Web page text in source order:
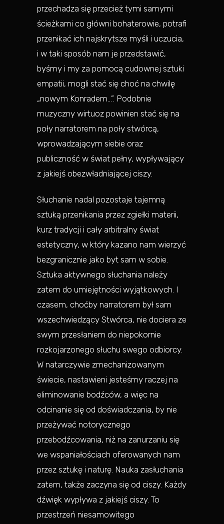
przechadza się przecież tymi samymi
ścieżkami co główni bohaterowie, potrafi
przenikać ich najskrytsze myśli i uczucia,
i w taki sposób nam je przedstawić,
byśmy i my za pomocą cudownej sztuki
empatii, mogli stać się choć na chwilę
„nowym Konradem…”. Podobnie
muzyczny wirtuoz powinien stać się na
poły narratorem na poły stwórcą,
wprowadzającym siebie oraz
publiczność w świat pełny, wypływający
z jakiejś obezwładniającej ciszy.
Słuchanie nadal pozostaje tajemną
sztuką przenikania przez zgiełki materii,
kurz tradycji i cały arbitralny świat
estetyczny, w który kazano nam wierzyć
bezgranicznie jako byt sam w sobie.
Sztuka aktywnego słuchania należy
zatem do umiejętności wyjątkowych. I
czasem, choćby narratorem był sam
wszechwiedzący Stwórca, nie dociera ze
swym przesłaniem do niepokornie
rozkojarzonego słuchu swego odbiorcy.
W natarczywie zmechanizowanym
świecie, nastawieni jesteśmy raczej na
eliminowanie bodźców, a więc na
odcinanie się od doświadczania, by nie
przeżywać notorycznego
przebodźcowania, niż na zanurzaniu się
we wspaniałościach oferowanych nam
przez sztukę i naturę. Nauka zasłuchania
zatem, także zaczyna się od ciszy. Każdy
dźwięk wypływa z jakiejś ciszy. To
przestrzeń niesamowitego